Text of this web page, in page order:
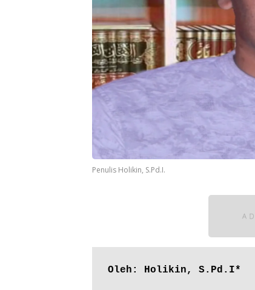
Penulis Holikin, S.Pd.I.
Oleh: Holikin, S.Pd.I*